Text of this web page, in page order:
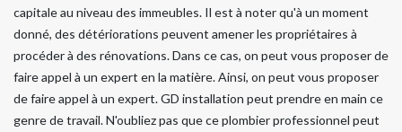
capitale au niveau des immeubles. Il est à noter qu'à un moment
donné, des détériorations peuvent amener les propriétaires à
procéder à des rénovations. Dans ce cas, on peut vous proposer de
faire appel à un expert en la matière. Ainsi, on peut vous proposer
de faire appel à un expert. GD installation peut prendre en main ce
genre de travail. N'oubliez pas que ce plombier professionnel peut